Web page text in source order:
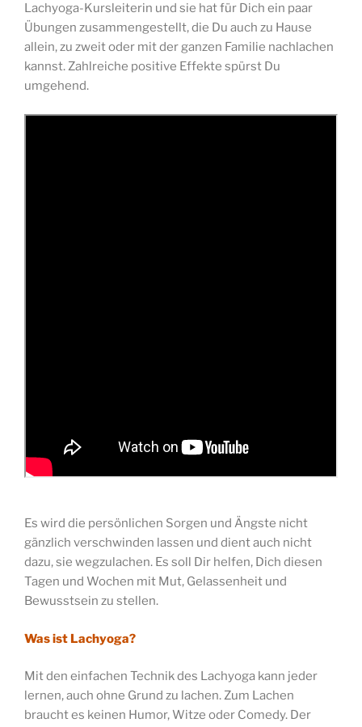
Lachyoga-Kursleiterin und sie hat für Dich ein paar
Übungen zusammengestellt, die Du auch zu Hause
allein, zu zweit oder mit der ganzen Familie nachlachen
kannst. Zahlreiche positive Effekte spürst Du
umgehend.
Es wird die persönlichen Sorgen und Ängste nicht
gänzlich verschwinden lassen und dient auch nicht
dazu, sie wegzulachen. Es soll Dir helfen, Dich diesen
Tagen und Wochen mit Mut, Gelassenheit und
Bewusstsein zu stellen.
Was ist Lachyoga?
Mit den einfachen Technik des Lachyoga kann jeder
lernen, auch ohne Grund zu lachen. Zum Lachen
braucht es keinen Humor, Witze oder Comedy. Der